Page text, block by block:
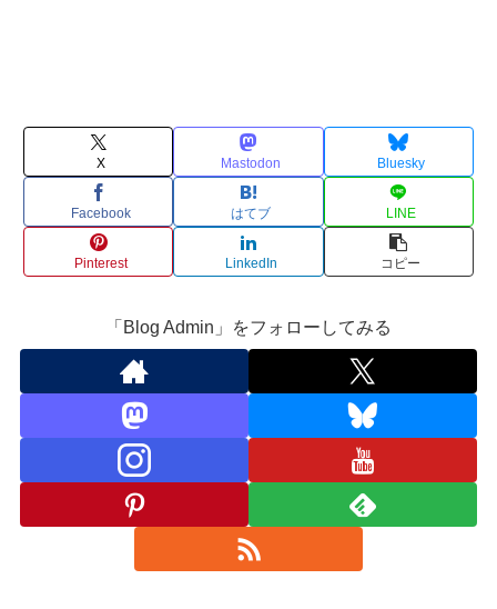
X Mastodon Bluesky
Facebook はてブ LINE
Pinterest LinkedIn コピー
「Blog Admin」をフォローしてみる